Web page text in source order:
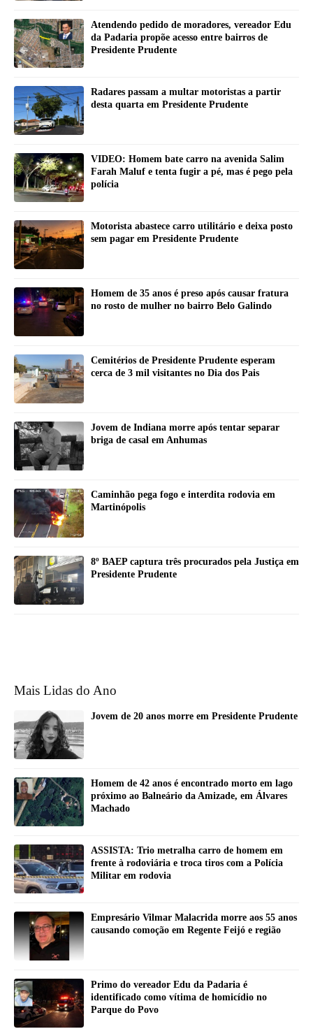
Atendendo pedido de moradores, vereador Edu
da Padaria propõe acesso entre bairros de
Presidente Prudente
Radares passam a multar motoristas a partir
desta quarta em Presidente Prudente
VIDEO: Homem bate carro na avenida Salim
Farah Maluf e tenta fugir a pé, mas é pego pela
polícia
Motorista abastece carro utilitário e deixa posto
sem pagar em Presidente Prudente
Homem de 35 anos é preso após causar fratura
no rosto de mulher no bairro Belo Galindo
Cemitérios de Presidente Prudente esperam
cerca de 3 mil visitantes no Dia dos Pais
Jovem de Indiana morre após tentar separar
briga de casal em Anhumas
Caminhão pega fogo e interdita rodovia em
Martinópolis
8º BAEP captura três procurados pela Justiça em
Presidente Prudente
Mais Lidas do Ano
Jovem de 20 anos morre em Presidente Prudente
Homem de 42 anos é encontrado morto em lago
próximo ao Balneário da Amizade, em Álvares
Machado
ASSISTA: Trio metralha carro de homem em
frente à rodoviária e troca tiros com a Polícia
Militar em rodovia
Empresário Vilmar Malacrida morre aos 55 anos
causando comoção em Regente Feijó e região
Primo do vereador Edu da Padaria é
identificado como vítima de homicídio no
Parque do Povo